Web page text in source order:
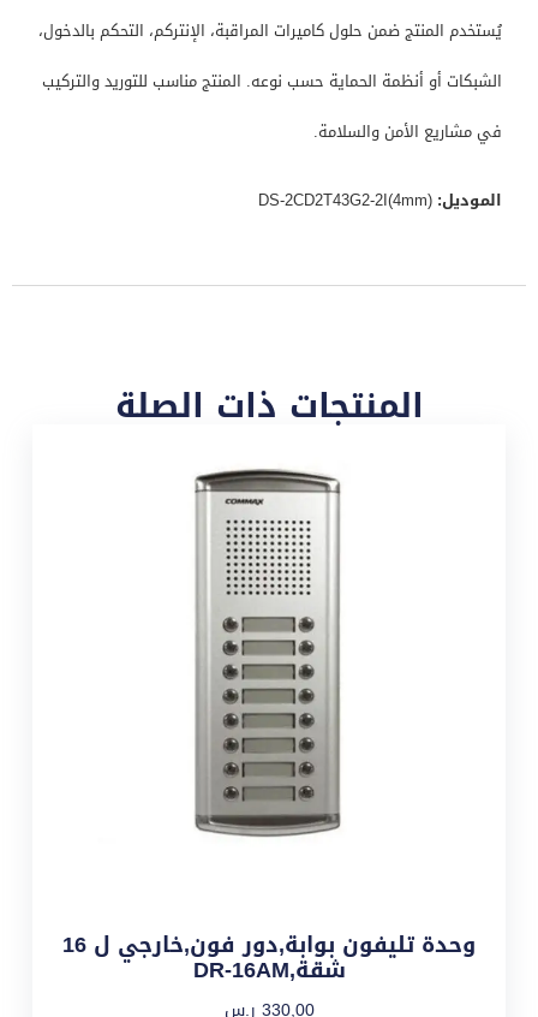
يُستخدم المنتج ضمن حلول كاميرات المراقبة، الإنتركم، التحكم بالدخول،
الشبكات أو أنظمة الحماية حسب نوعه. المنتج مناسب للتوريد والتركيب
في مشاريع الأمن والسلامة.
الموديل:
المنتجات ذات الصلة
وحدة تليفون بوابة,دور فون,خارجي ل 16
شقة,DR-16AM
330,00 ر.س